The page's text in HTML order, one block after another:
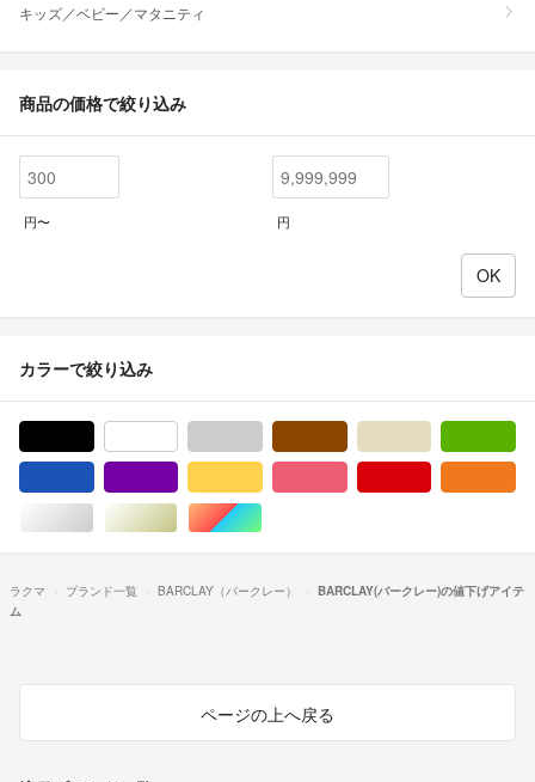
キッズ／ベビー／マタニティ
商品の価格で絞り込み
円〜 円
カラーで絞り込み
シルバー/銀色系ゴールド/金色系マルチカラー
ラクマ ブランド一覧 BARCLAY（バークレー）
BARCLAY(バークレー)の値下げアイテ
ム
ページの上へ戻る